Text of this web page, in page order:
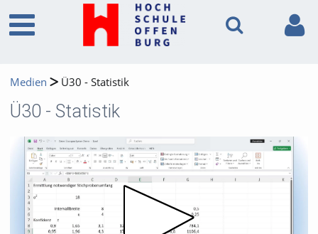
Medien Ü30 - Statistik
Ü30 - Statistik